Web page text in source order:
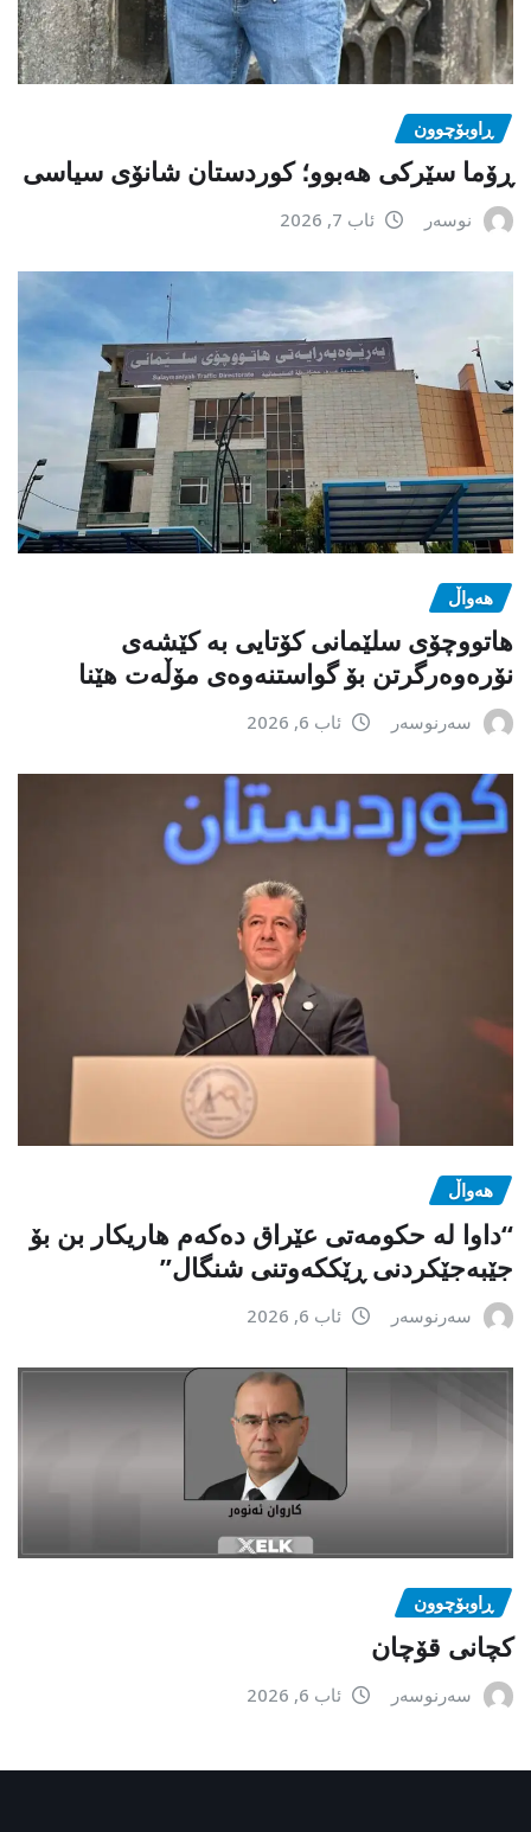
ڕاوبۆچوون
ڕۆما سێرکی هەبوو؛ کوردستان شانۆی سیاسی
نوسەر ئاب 7, 2026
هەواڵ
هاتووچۆی سلێمانی کۆتایی بە کێشەی
نۆرەوەرگرتن بۆ گواستنەوەی مۆڵەت هێنا
سەرنوسەر ئاب 6, 2026
هەواڵ
“داوا لە حكومەتی عێراق دەكەم هاریكار بن بۆ
جێبەجێكردنی ڕێككەوتنی شنگال”
سەرنوسەر ئاب 6, 2026
ڕاوبۆچوون
کچانی قۆچان
سەرنوسەر ئاب 6, 2026